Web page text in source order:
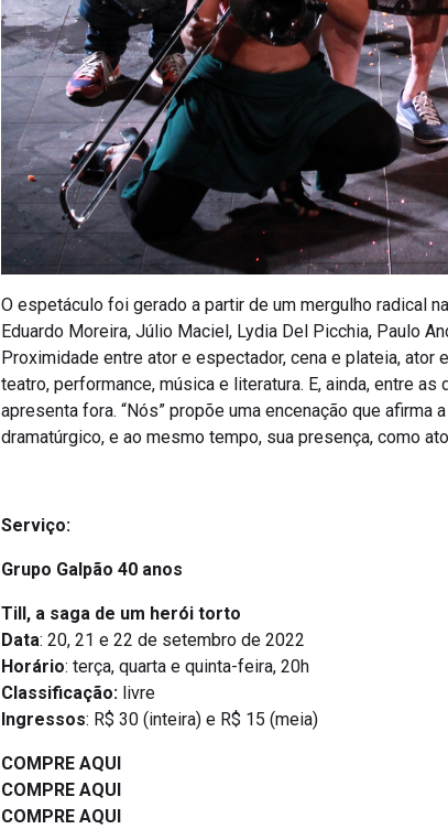
O espetáculo foi gerado a partir de um mergulho radical
Eduardo Moreira, Júlio Maciel, Lydia Del Picchia, Paulo
Proximidade entre ator e espectador, cena e plateia,
teatro, performance, música e literatura. E, ainda, entre
apresenta fora. “Nós” propõe uma encenação que
dramatúrgico, e ao mesmo tempo, sua presença, como
Serviço:
Grupo Galpão 40 anos
Till, a saga de um herói torto
Data: 20, 21 e 22 de setembro de 2022
Horário: terça, quarta e quinta-feira, 20h
Classificação: livre
Ingressos: R$ 30 (inteira) e R$ 15 (meia)
COMPRE AQUI
COMPRE AQUI
COMPRE AQUI